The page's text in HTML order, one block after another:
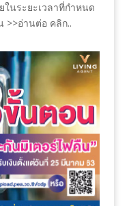
นระยะเวลาที่กำหนด
>>อ่านต่อ คลิก..